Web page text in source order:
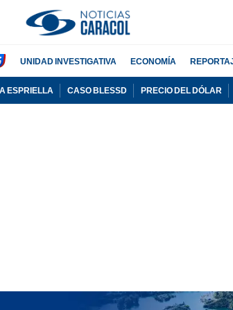
UNIDAD INVESTIGATIVA ECONOMÍA
ESPRIELLA CASO BLESSD PRECIO DEL DÓLAR